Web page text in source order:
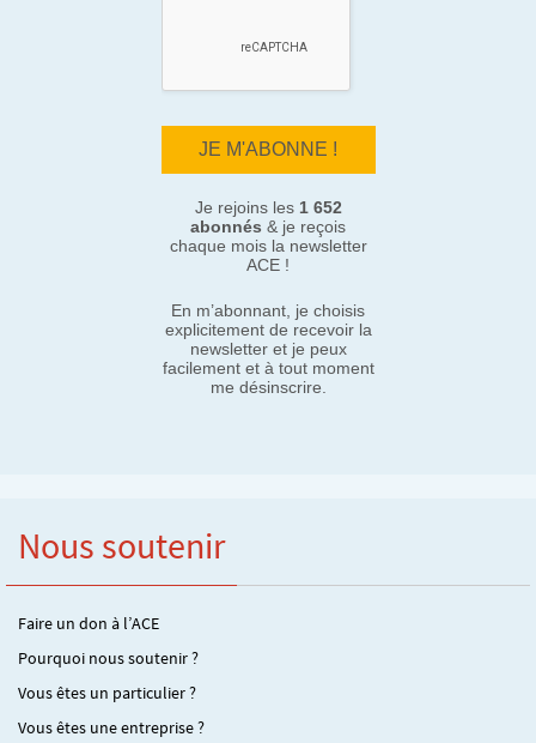
Je rejoins les 1 652
abonnés & je reçois
chaque mois la newsletter
ACE !
En m’abonnant, je choisis
explicitement de recevoir la
newsletter et je peux
facilement et à tout moment
me désinscrire.
Nous soutenir
Faire un don à l’ACE
Pourquoi nous soutenir ?
Vous êtes un particulier ?
Vous êtes une entreprise ?